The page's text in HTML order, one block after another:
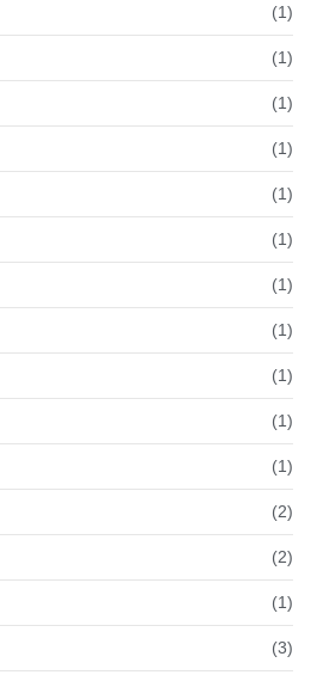
(1)
(1)
(1)
(1)
(1)
(1)
(1)
(1)
(1)
(1)
(1)
(2)
(2)
(1)
(3)